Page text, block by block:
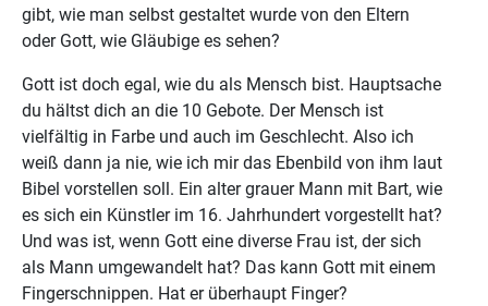
gibt, wie man selbst gestaltet wurde von den Eltern
oder Gott, wie Gläubige es sehen?
Gott ist doch egal, wie du als Mensch bist. Hauptsache
du hältst dich an die 10 Gebote. Der Mensch ist
vielfältig in Farbe und auch im Geschlecht. Also ich
weiß dann ja nie, wie ich mir das Ebenbild von ihm laut
Bibel vorstellen soll. Ein alter grauer Mann mit Bart, wie
es sich ein Künstler im 16. Jahrhundert vorgestellt hat?
Und was ist, wenn Gott eine diverse Frau ist, der sich
als Mann umgewandelt hat? Das kann Gott mit einem
Fingerschnippen. Hat er überhaupt Finger?